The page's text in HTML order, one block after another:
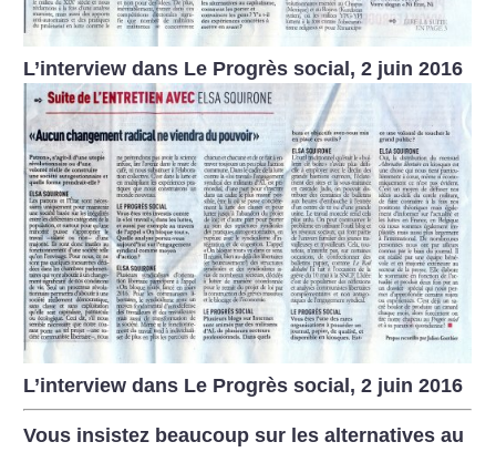
L’interview dans Le Progrès social, 2 juin 2016
L’interview dans Le Progrès social, 2 juin 2016
Vous insistez beaucoup sur les alternatives au